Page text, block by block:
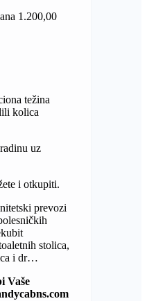
1.200,00
težina
kolica
uz
i otkupiti.
prevozi
stolica,
i dr…
Vaše